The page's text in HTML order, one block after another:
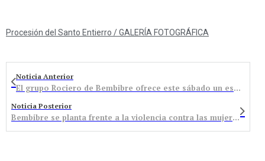
Procesión del Santo Entierro / GALERÍA FOTOGRÁFICA
Noticia Anterior
El grupo Rociero de Bembibre ofrece este sábado un espectáculo de sevillanas en el teatro Benevivere
Noticia Posterior
Bembibre se planta frente a la violencia contra las mujeres